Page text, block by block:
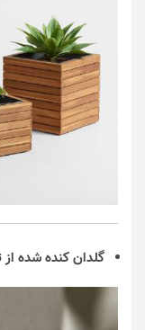
گلدان کنده شده